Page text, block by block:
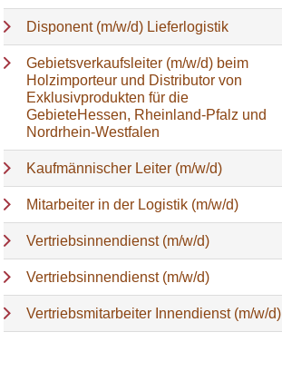
Disponent (m/w/d) Lieferlogistik
Gebietsverkaufsleiter (m/w/d) beim
Holzimporteur und Distributor von
Exklusivprodukten für die
GebieteHessen, Rheinland-Pfalz und
Nordrhein-Westfalen
Kaufmännischer Leiter (m/w/d)
Mitarbeiter in der Logistik (m/w/d)
Vertriebsinnendienst (m/w/d)
Vertriebsinnendienst (m/w/d)
Vertriebsmitarbeiter Innendienst (m/w/d)